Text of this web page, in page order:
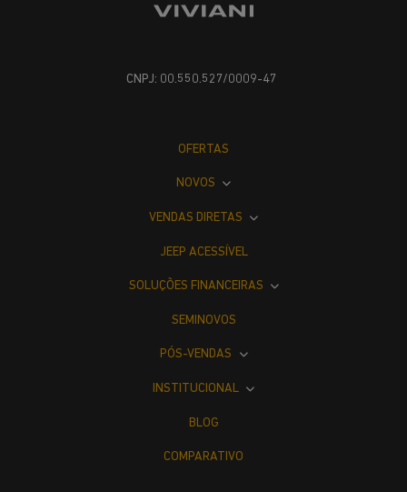
CNPJ: 00.550.527/0009-47
OFERTAS
NOVOS
VENDAS DIRETAS
JEEP ACESSÍVEL
SOLUÇÕES FINANCEIRAS
SEMINOVOS
PÓS-VENDAS
INSTITUCIONAL
BLOG
COMPARATIVO